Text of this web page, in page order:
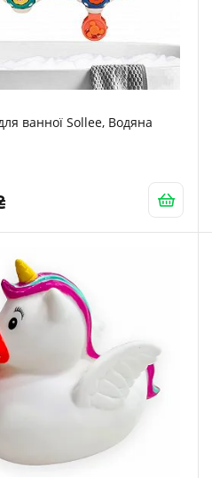
ванної Sollee, Водяна